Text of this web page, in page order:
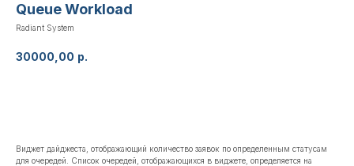
Queue Workload
Radiant System
30000,00 р.
Виджет дайджеста, отображающий количество заявок по определенным статусам
для очередей. Список очередей, отображающихся в виджете, определяется на